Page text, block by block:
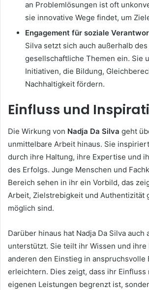
an Problemlösungen ist oft
sie innovative Wege findet, um
Engagement für soziale
Silva setzt sich auch außerhalb
gesellschaftliche Themen ein. Sie
Initiativen, die Bildung,
Nachhaltigkeit fördern.
Einfluss und
Die Wirkung von Nadja Da Silva geht
unmittelbare Arbeit hinaus. Sie
durch ihre Haltung, ihre Expertise und
des Erfolgs. Junge Menschen und
Bereich sehen in ihr ein Vorbild, das
Arbeit, Zielstrebigkeit und Authentizität
möglich sind.
Darüber hinaus hat Nadja Da Silva auch
unterstützt. Sie teilt ihr Wissen und ihre
anderen den Einstieg in anspruchsvolle
erleichtern. Dies zeigt, dass ihr Einfluss
eigenen Leistungen begrenzt ist,